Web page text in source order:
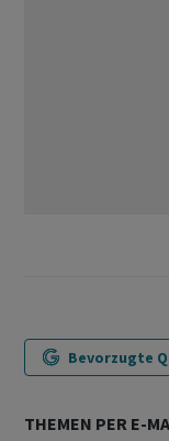
Bevorzugte
THEMEN PER E-